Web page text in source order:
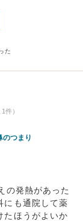
た
件）
のつまり
の発熱があった
にも通院して薬
たほうがよいか